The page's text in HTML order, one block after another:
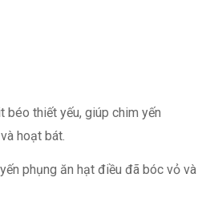
béo thiết yếu, giúp chim yến
hoạt bát.
phụng ăn hạt điều đã bóc vỏ và